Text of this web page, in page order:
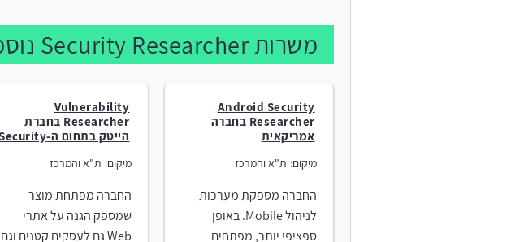
משרות Security Researcher נוספות:
Android Security
Researcher בחברה
אמריקאית
מיקום: ת"א והמרכז
החברה מספקת מערכות
לניהול Mobile. באופן
ספציפי יותר, מפתחים
Vulnerability
Researcher בחברת
הייטק בתחום ה-Security
מיקום: ת"א והמרכז
החברה מפתחת מוצר
שמספק הגנה על אתרי
Web גם לעסקים קטנים וגם